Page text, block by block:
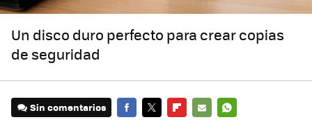
Un disco duro perfecto para crear copias
de seguridad
Sin comentarios